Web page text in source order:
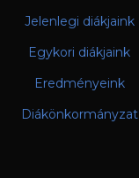
Jelenlegi diákjaink
Egykori diákjaink
Eredményeink
Diákönkormányzat